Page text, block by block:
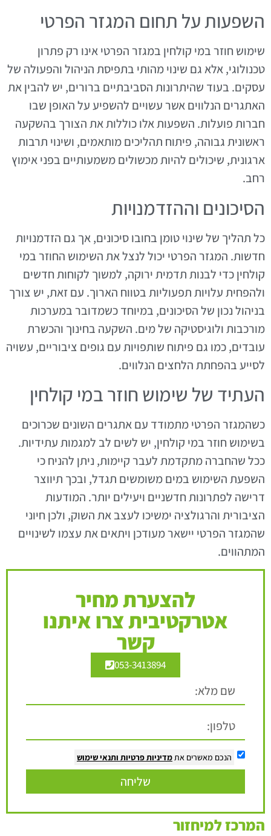
השפעות על תחום המגזר הפרטי
שימוש חוזר במי קולחין במגזר הפרטי אינו רק פתרון
טכנולוגי, אלא גם שינוי מהותי בתפיסת הניהול והפעולה של
עסקים. בעוד שהיתרונות הסביבתיים ברורים, יש להבין את
האתגרים הנלווים אשר עשויים להשפיע על האופן שבו
חברות פועלות. השפעות אלו כוללות את הצורך בהשקעה
ראשונית גבוהה, פיתוח תהליכים מותאמים, ושינוי תרבות
ארגונית, שיכולים להיות מכשולים משמעותיים בפני אימוץ
רחב.
הסיכונים וההזדמנויות
כל תהליך של שינוי טומן בחובו סיכונים, אך גם הזדמנויות
חדשות. המגזר הפרטי יכול לנצל את השימוש החוזר במי
קולחין כדי לבנות תדמית ירוקה, למשוך לקוחות חדשים
ולהפחית עלויות תפעוליות בטווח הארוך. עם זאת, יש צורך
בניהול נכון של הסיכונים, במיוחד כשמדובר במערכות
מורכבות ולוגיסטיקה של מים. השקעה בחינוך והכשרת
עובדים, כמו גם פיתוח שותפויות עם גופים ציבוריים, עשויה
לסייע בהפחתת הלחצים הנלווים.
העתיד של שימוש חוזר במי קולחין
כשהמגזר הפרטי מתמודד עם אתגרים השונים שכרוכים
בשימוש חוזר במי קולחין, יש לשים לב למגמות עתידיות.
ככל שהחברה מתקדמת לעבר קיימות, ניתן להניח כי
השפעת השימוש במים משומשים תגדל, ובכך תיווצר
דרישה לפתרונות חדשניים ויעילים יותר. המודעות
הציבורית והרגולציה ימשיכו לעצב את השוק, ולכן חיוני
שהמגזר הפרטי יישאר מעודכן ויתאים את עצמו לשינויים
המתהווים.
להצערת מחיר
אטרקטיבית צרו איתנו
קשר
053-3413894
הנכם מאשרים אתמדיניות פרטיות ותנאי שימוש
שליחה
המרכז למיחזור